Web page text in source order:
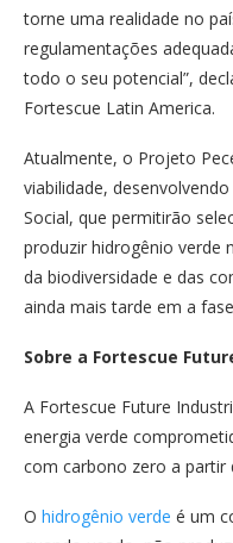
torne uma realidade no
regulamentações
todo o seu potencial”,
Fortescue Latin America.
Atualmente, o Projeto
viabilidade,
Social, que permitirão
produzir hidrogênio verde
da biodiversidade e das
ainda mais tarde em a
Sobre a Fortescue
A Fortescue Future
energia verde
com carbono zero a partir
O hidrogênio verde é um